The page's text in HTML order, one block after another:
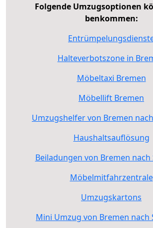
Folgende Umzugsoptionen
benkommen:
Halteverbotszone in
Möbeltaxi Bremen
Möbellift Bremen
Umzugshelfer von Bremen
Haushaltsauflösung
Beiladungen von Bremen nach
Möbelmitfahrzentrale
Umzugskartons
Mini Umzug von Bremen nach